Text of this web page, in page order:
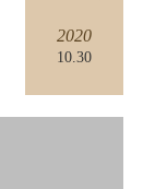
2020
10.30